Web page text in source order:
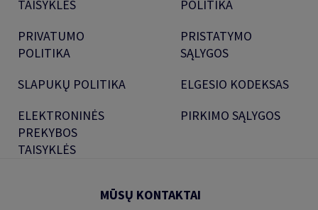
TAISYKLĖS
PRIVATUMO
POLITIKA
SLAPUKŲ POLITIKA
ELEKTRONINĖS
PREKYBOS
TAISYKLĖS
POLITIKA
PRISTATYMO
SĄLYGOS
ELGESIO KODEKSAS
PIRKIMO SĄLYGOS
MŪSŲ KONTAKTAI